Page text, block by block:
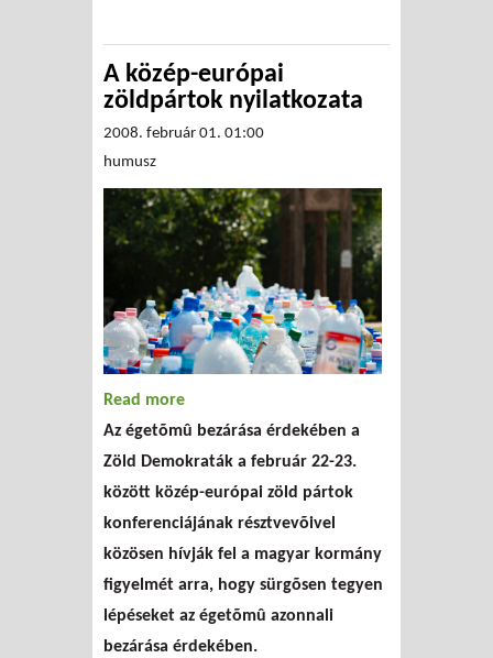
A közép-európai
zöldpártok nyilatkozata
2008. február 01. 01:00
humusz
Read more
zöldpártok nyilatkozata
Az égetõmû bezárása érdekében a
Zöld Demokraták a február 22-23.
között közép-európai zöld pártok
konferenciájának résztvevõivel
közösen hívják fel a magyar kormány
figyelmét arra, hogy sürgõsen tegyen
lépéseket az égetõmû azonnali
bezárása érdekében.